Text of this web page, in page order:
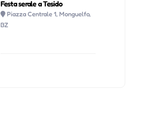
Festa serale a Tesido
Piazza Centrale 1, Monguelfo,
BZ